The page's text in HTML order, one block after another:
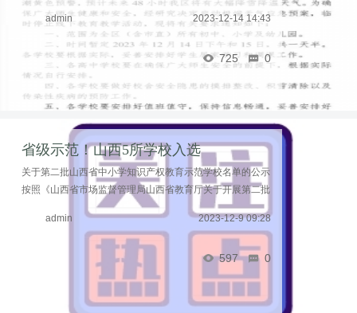
影响，保障广大师生的安全和健康，市教育局决定采取临时
停课措施： ...……
admin 2023-12-14 14:43
725 0
省级示范！山西5所学校入选
关于第二批山西省中小学知识产权教育示范学校名单的公示
按照《山西省市场监督管理局山西省教育厅关于开展第二批
山西省中小学知识产权教育示范学校评定工作的通知》（晋
市监发〔2023〕254号）要求，经学校申报、各市 ...……
admin 2023-12-9 09:28
597 0